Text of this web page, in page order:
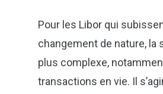
Pour les Libor qui
changement de nature, la
plus complexe,
transactions en vie. Il